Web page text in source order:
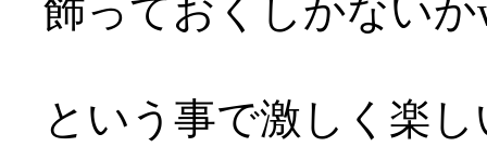
飾っておくしかないか
という事で激しく楽